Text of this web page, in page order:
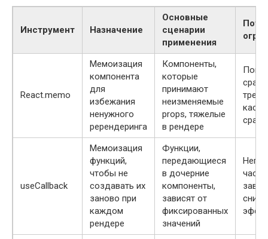
Инструмент Назначение
Основные
сценарии
применения
React.memo
Мемоизация
компонента
для
избежания
ненужного
ререндеринга
Компоненты,
которые
принимают
неизменяемые
props, тяжелые
в рендере
useCallback
Мемоизация
функций,
чтобы не
создавать их
заново при
каждом
рендере
Функции,
передающиеся
в дочерние
компоненты,
зависят от
фиксированных
значений